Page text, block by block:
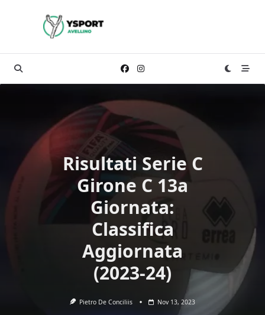
Risultati Serie C
Girone C 13a
Giornata:
Classifica
Aggiornata
(2023-24)
Pietro De Conciliis Nov 13, 2023